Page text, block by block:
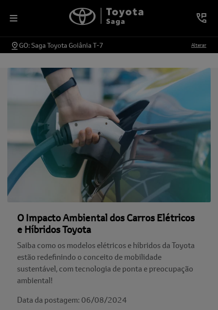
GO: Saga Toyota Goiânia T-7 Alterar
O Impacto Ambiental dos Carros Elétricos
e Híbridos Toyota
Saiba como os modelos elétricos e híbridos da Toyota
estão redefinindo o conceito de mobilidade
sustentável, com tecnologia de ponta e preocupação
ambiental!
Data da postagem: 06/08/2024